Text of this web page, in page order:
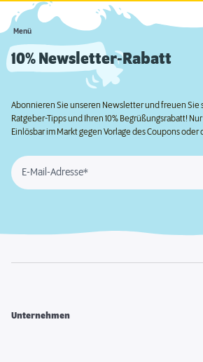
Menü
10% Newsletter-Rabatt
Abonnieren Sie unseren Newsletter und freuen Sie
Ratgeber-Tipps und Ihren 10% Begrüßungsrabatt!
Einlösbar im Markt gegen Vorlage des Coupons oder
E-Mail-Adresse*
Unternehmen